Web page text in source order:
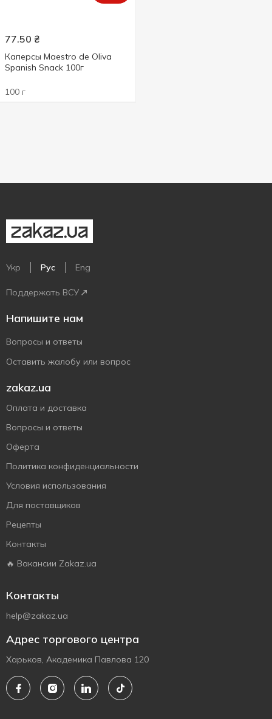
77.50 ₴
Каперсы Maestro de Oliva
Spanish Snack 100г
100 г
Укр Рус Eng
Поддержать ВСУ
Напишите нам
Вопросы и ответы
Оставить жалобу или вопрос
zakaz.ua
Оплата и доставка
Вопросы и ответы
Оферта
Политика конфиденциальности
Условия использования
Для поставщиков
Рецепты
Контакты
🔥 Вакансии Zakaz.ua
Контакты
help@zakaz.ua
Адрес торгового центра
Харьков, Академика Павлова 120